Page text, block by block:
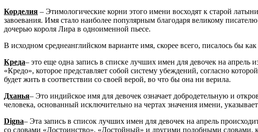
Корделия – Этимологические корни этого имени восходят к старой
завоевания. Имя стало наиболее популярным благодаря великому писателю
дочерью короля Лира в одноименной пьесе.
В исходном среднеанглийском варианте имя, скорее всего, писалось бы
Креда– это еще одна запись в списке лучших имен для девочек на апрель
«Кредо», которое представляет собой систему убеждений, согласно
будет жить в соответствии со своей верой, во что бы она ни верила.
Дханья– Это индийское имя для девочек означает добродетельную и
человека, основанный исключительно на чертах значения имени,
Digna– Эта запись в список лучших имен для девочек на апрель
со словами «Достоинство», «Достойный» и другими подобными словами,